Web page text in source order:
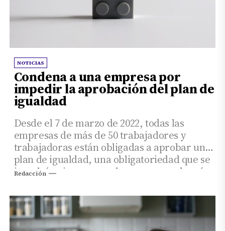
NOTICIAS
Condena a una empresa por
impedir la aprobación del plan de
igualdad
Desde el 7 de marzo de 2022, todas las
empresas de más de 50 trabajadores y
trabajadoras están obligadas a aprobar un
plan de igualdad, una obligatoriedad que se
impulsó primero para las empresas de más
Redacción